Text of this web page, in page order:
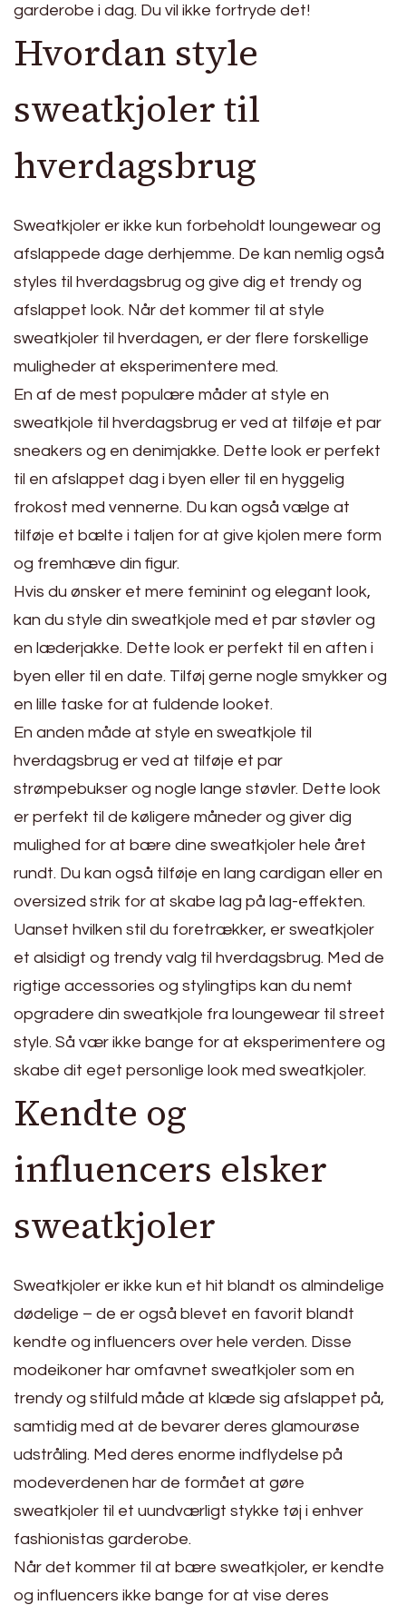
garderobe i dag. Du vil ikke fortryde det!
Hvordan style
sweatkjoler til
hverdagsbrug
Sweatkjoler er ikke kun forbeholdt loungewear og
afslappede dage derhjemme. De kan nemlig også
styles til hverdagsbrug og give dig et trendy og
afslappet look. Når det kommer til at style
sweatkjoler til hverdagen, er der flere forskellige
muligheder at eksperimentere med.
En af de mest populære måder at style en
sweatkjole til hverdagsbrug er ved at tilføje et par
sneakers og en denimjakke. Dette look er perfekt
til en afslappet dag i byen eller til en hyggelig
frokost med vennerne. Du kan også vælge at
tilføje et bælte i taljen for at give kjolen mere form
og fremhæve din figur.
Hvis du ønsker et mere feminint og elegant look,
kan du style din sweatkjole med et par støvler og
en læderjakke. Dette look er perfekt til en aften i
byen eller til en date. Tilføj gerne nogle smykker og
en lille taske for at fuldende looket.
En anden måde at style en sweatkjole til
hverdagsbrug er ved at tilføje et par
strømpebukser og nogle lange støvler. Dette look
er perfekt til de køligere måneder og giver dig
mulighed for at bære dine sweatkjoler hele året
rundt. Du kan også tilføje en lang cardigan eller en
oversized strik for at skabe lag på lag-effekten.
Uanset hvilken stil du foretrækker, er sweatkjoler
et alsidigt og trendy valg til hverdagsbrug. Med de
rigtige accessories og stylingtips kan du nemt
opgradere din sweatkjole fra loungewear til street
style. Så vær ikke bange for at eksperimentere og
skabe dit eget personlige look med sweatkjoler.
Kendte og
influencers elsker
sweatkjoler
Sweatkjoler er ikke kun et hit blandt os almindelige
dødelige – de er også blevet en favorit blandt
kendte og influencers over hele verden. Disse
modeikoner har omfavnet sweatkjoler som en
trendy og stilfuld måde at klæde sig afslappet på,
samtidig med at de bevarer deres glamourøse
udstråling. Med deres enorme indflydelse på
modeverdenen har de formået at gøre
sweatkjoler til et uundværligt stykke tøj i enhver
fashionistas garderobe.
Når det kommer til at bære sweatkjoler, er kendte
og influencers ikke bange for at vise deres